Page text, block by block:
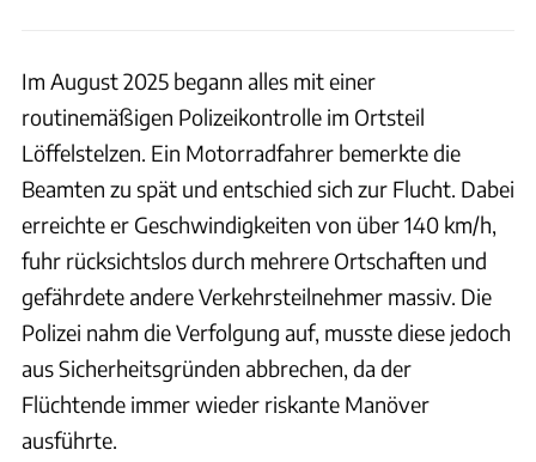
Im August 2025 begann alles mit einer
routinemäßigen Polizeikontrolle im Ortsteil
Löffelstelzen. Ein Motorradfahrer bemerkte die
Beamten zu spät und entschied sich zur Flucht. Dabei
erreichte er Geschwindigkeiten von über 140 km/h,
fuhr rücksichtslos durch mehrere Ortschaften und
gefährdete andere Verkehrsteilnehmer massiv. Die
Polizei nahm die Verfolgung auf, musste diese jedoch
aus Sicherheitsgründen abbrechen, da der
Flüchtende immer wieder riskante Manöver
ausführte.